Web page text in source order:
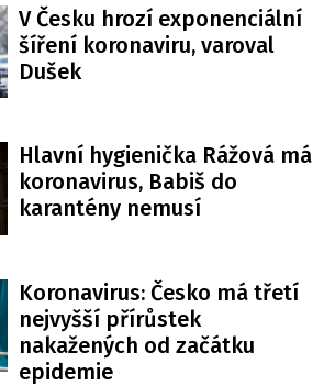
V Česku hrozí exponenciální
šíření koronaviru, varoval
Dušek
Hlavní hygienička Rážová má
koronavirus, Babiš do
karantény nemusí
Koronavirus: Česko má třetí
nejvyšší přírůstek
nakažených od začátku
epidemie